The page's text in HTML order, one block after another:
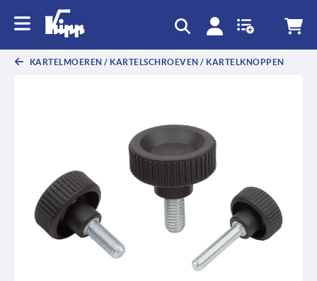
KARTELMOEREN / KARTELSCHROEVEN / KARTELKNOPPEN